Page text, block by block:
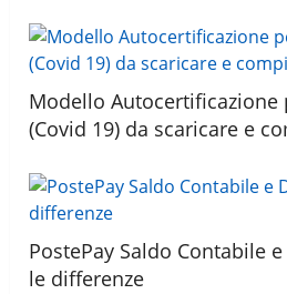
Modello Autocertificazione
(Covid 19) da scaricare e
PostePay Saldo Contabile
le differenze